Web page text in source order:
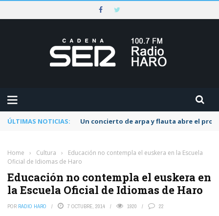
ÚLTIMAS NOTICIAS: Un concierto de arpa y flauta abre el
Home › Cultura ›
Educación no contempla el euskera en la Escuela
Oficial de Idiomas de Haro
Educación no contempla el euskera en
la Escuela Oficial de Idiomas de Haro
POR RADIO HARO 7 OCTUBRE, 2014 1920 22